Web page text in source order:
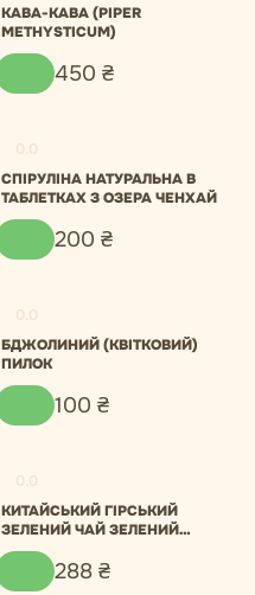
КАВА-КАВА (PIPER
METHYSTICUM)
450 ₴
СПІРУЛІНА НАТУРАЛЬНА В
ТАБЛЕТКАХ З ОЗЕРА ЧЕНХАЙ
200 ₴
БДЖОЛИНИЙ (КВІТКОВИЙ)
ПИЛОК
100 ₴
КИТАЙСЬКИЙ ГІРСЬКИЙ
ЗЕЛЕНИЙ ЧАЙ ЗЕЛЕНИЙ
ТУМАН
288 ₴